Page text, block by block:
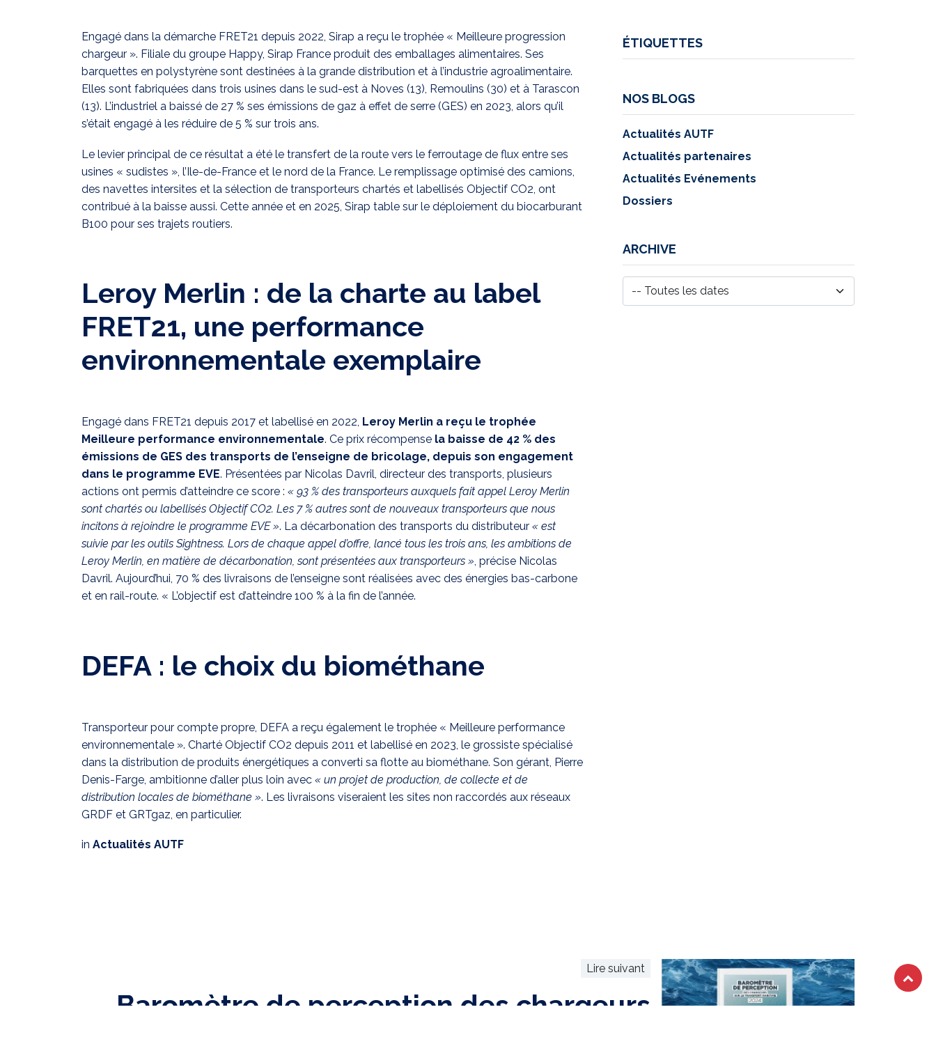
Engagé dans la démarche FRET21 depuis 2022, Sirap a reçu le trophée « Meilleure progression
chargeur ». Filiale du groupe Happy, Sirap France produit des emballages alimentaires. Ses
barquettes en polystyrène sont destinées à la grande distribution et à l’industrie agroalimentaire.
Elles sont fabriquées dans trois usines dans le sud-est à Noves (13), Remoulins (30) et à Tarascon
(13). L’industriel a baissé de 27 % ses émissions de gaz à effet de serre (GES) en 2023, alors qu’il
s’était engagé à les réduire de 5 % sur trois ans.
Le levier principal de ce résultat a été le transfert de la route vers le ferroutage de flux entre ses
usines « sudistes », l’Ile-de-France et le nord de la France. Le remplissage optimisé des camions,
des navettes intersites et la sélection de transporteurs chartés et labellisés Objectif CO2, ont
contribué à la baisse aussi. Cette année et en 2025, Sirap table sur le déploiement du biocarburant
B100 pour ses trajets routiers.
Leroy Merlin : de la charte au label
FRET21, une performance
environnementale exemplaire
Engagé dans FRET21 depuis 2017 et labellisé en 2022, Leroy Merlin a reçu le trophée
Meilleure performance environnementale. Ce prix récompense la baisse de 42 % des
émissions de GES des transports de l’enseigne de bricolage, depuis son engagement
dans le programme EVE. Présentées par Nicolas Davril, directeur des transports, plusieurs
actions ont permis d’atteindre ce score : « 93 % des transporteurs auxquels fait appel Leroy Merlin
sont chartés ou labellisés Objectif CO2. Les 7 % autres sont de nouveaux transporteurs que nous
incitons à rejoindre le programme EVE ». La décarbonation des transports du distributeur « est
suivie par les outils Sightness. Lors de chaque appel d’offre, lancé tous les trois ans, les ambitions de
Leroy Merlin, en matière de décarbonation, sont présentées aux transporteurs », précise Nicolas
Davril. Aujourd’hui, 70 % des livraisons de l’enseigne sont réalisées avec des énergies bas-carbone
et en rail-route. « L’objectif est d’atteindre 100 % à la fin de l’année.
DEFA : le choix du biométhane
Transporteur pour compte propre, DEFA a reçu également le trophée « Meilleure performance
environnementale ». Charté Objectif CO2 depuis 2011 et labellisé en 2023, le grossiste spécialisé
dans la distribution de produits énergétiques a converti sa flotte au biométhane. Son gérant, Pierre
Denis-Farge, ambitionne d’aller plus loin avec « un projet de production, de collecte et de
distribution locales de biométhane ». Les livraisons viseraient les sites non raccordés aux réseaux
GRDF et GRTgaz, en particulier.
in Actualités AUTF
ÉTIQUETTES
NOS BLOGS
Actualités AUTF
Actualités partenaires
Actualités Evénements
Dossiers
ARCHIVE
Lire suivant
Baromètre de perception des chargeurs